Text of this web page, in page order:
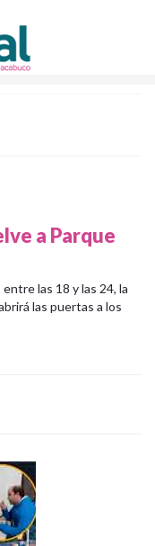
a Parque
las 18 y las 24, la
las puertas a los